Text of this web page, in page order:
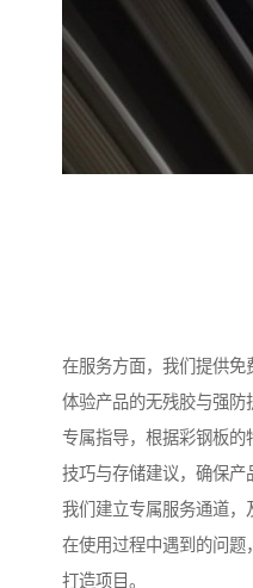
在服务方面，我们提供
体验产品的无残胶与强
专属指导，根据彩钢板
技巧与存储建议，确保产
我们建立专属服务通道，
在使用过程中遇到的问题
打造项目。